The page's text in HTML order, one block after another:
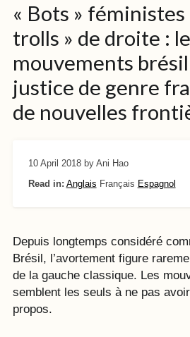
« Bots »
trolls » de droite :
mouvements
justice de genre
de nouvelles
10 April 2018 by Ani Hao
Read in: Anglais Français Espagnol
Depuis longtemps considéré
Brésil, l’avortement figure
de la gauche classique. Les
semblent les seuls à ne pas
propos.